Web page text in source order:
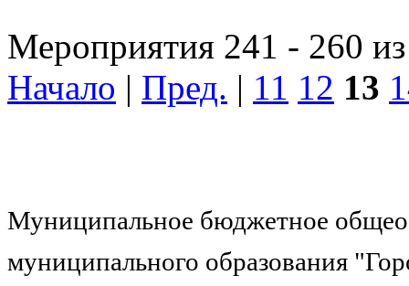
Мероприятия 241 - 260
Начало | Пред. | 11 12 13
Муниципальное бюджетное
муниципального образования